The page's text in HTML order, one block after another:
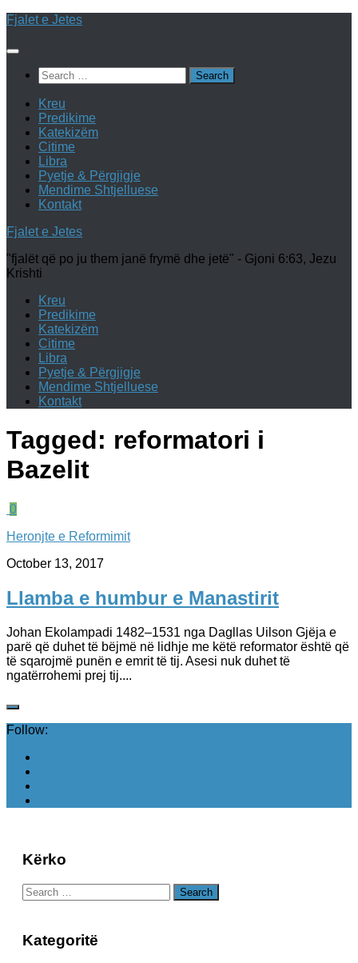
Skip
content
Fjalet e Jetes
Search
for:
Kreu
Predikime
Katekizëm
Citime
Libra
Pyetje & Përgjigje
Mendime Shtjelluese
Kontakt
Fjalet e Jetes
"fjalët që po ju them janë frymë dhe jetë" - Gjoni 6:63, Jezu
Krishti
Kreu
Predikime
Katekizëm
Citime
Libra
Pyetje & Përgjigje
Mendime Shtjelluese
Kontakt
Tagged: reformatori i
Bazelit
0
Heronjte e Reformimit
October 13, 2017
Llamba e humbur e Manastirit
Johan Ekolampadi 1482–1531 nga Dagllas Uilson Gjëja e
parë që duhet të bëjmë në lidhje me këtë reformator është që
të sqarojmë punën e emrit të tij. Asesi nuk duhet të
ngatërrohemi prej tij....
Follow:
Kërko
Search
for:
Kategoritë